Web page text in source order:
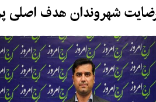
شهروندان هدف اصلی